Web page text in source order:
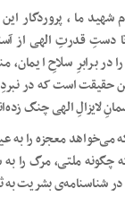
شهید ما ، پروردگار
قدرتِ الهی از
در برابرِ سلاحِ
حقیقت است که در
لایزالِ الهی چنگ
می‌خواهد معجزه را به
چگونه ملتی، مرگ را
در شناسنامه‌ی بشریت